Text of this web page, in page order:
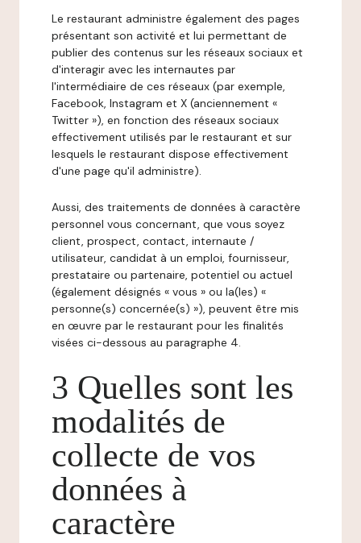
Le restaurant administre également des pages
présentant son activité et lui permettant de
publier des contenus sur les réseaux sociaux et
d'interagir avec les internautes par
l'intermédiaire de ces réseaux (par exemple,
Facebook, Instagram et X (anciennement «
Twitter »), en fonction des réseaux sociaux
effectivement utilisés par le restaurant et sur
lesquels le restaurant dispose effectivement
d'une page qu'il administre).
Aussi, des traitements de données à caractère
personnel vous concernant, que vous soyez
client, prospect, contact, internaute /
utilisateur, candidat à un emploi, fournisseur,
prestataire ou partenaire, potentiel ou actuel
(également désignés « vous » ou la(les) «
personne(s) concernée(s) »), peuvent être mis
en œuvre par le restaurant pour les finalités
visées ci-dessous au paragraphe 4.
3 Quelles sont les
modalités de
collecte de vos
données à
caractère